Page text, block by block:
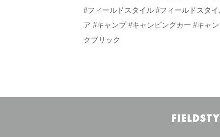
#フィールドスタイル #フィールドスタ
ア #キャンプ #キャンピングカー #キャ
クブリック